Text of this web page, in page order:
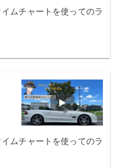
ムチャートを使ってのラ
ムチャートを使ってのラ